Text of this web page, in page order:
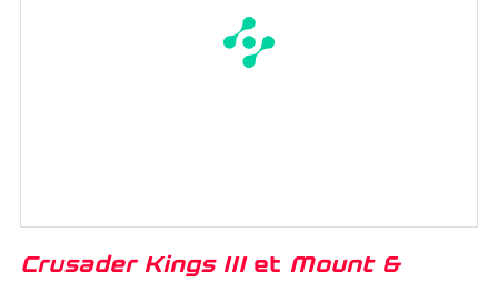
Crusader Kings III et Mount &